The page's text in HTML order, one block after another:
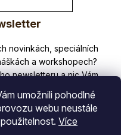
umožnili pohodlné
webu neustále
Více
či slevy!